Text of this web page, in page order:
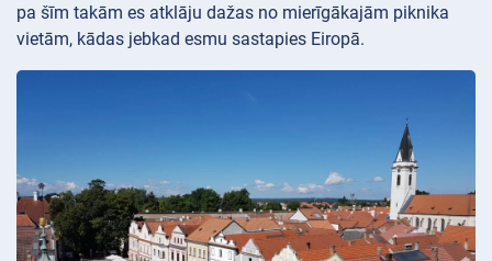
pa šīm takām es atklāju dažas no mierīgākajām piknika
vietām, kādas jebkad esmu sastapies Eiropā.